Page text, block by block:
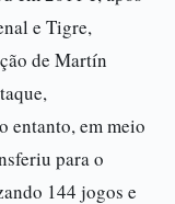
e Tigre,
de Martín
entanto, em meio
para o
144 jogos e